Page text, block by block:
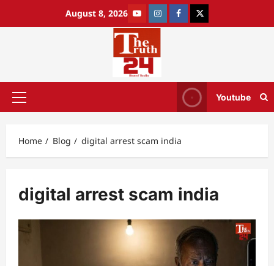
August 8, 2026
Youtube
Home Blog digital arrest scam india
digital arrest scam india